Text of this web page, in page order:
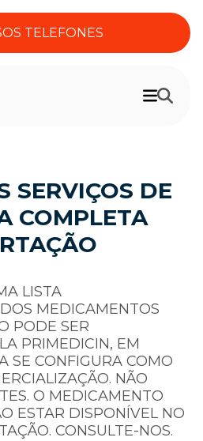
TELEFONES
SERVIÇOS DE
COMPLETA
LISTA
MEDICAMENTOS
PODE SER
PRIMEDICIN, EM
SE CONFIGURA COMO
NÃO
O MEDICAMENTO
ESTAR DISPONÍVEL NO
CONSULTE-NOS.